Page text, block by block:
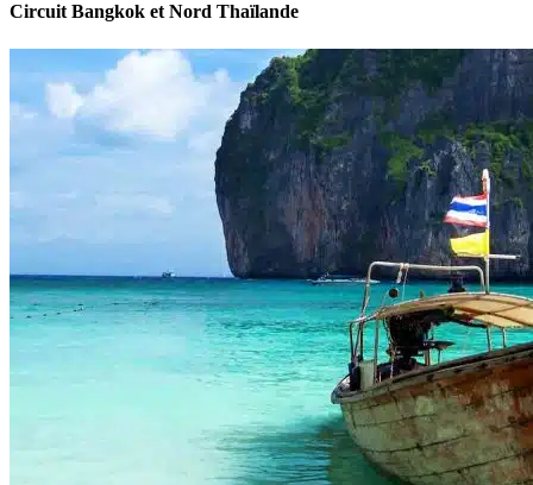
Circuit Bangkok et Nord Thaïlande